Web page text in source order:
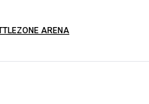
ARENA